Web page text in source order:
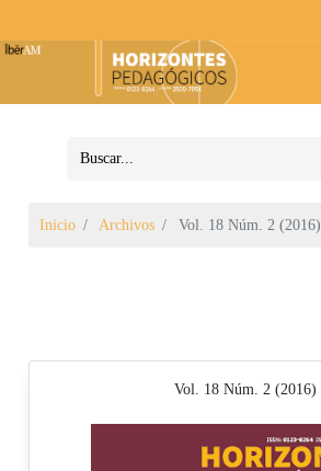
Inicio Archivos Vol. 18 Núm. 2 (2016)
Vol. 18 Núm. 2 (2016)